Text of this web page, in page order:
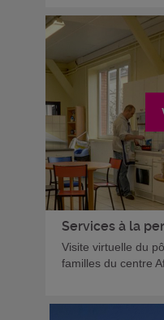
Services à la
Visite virtuelle du
familles du centre